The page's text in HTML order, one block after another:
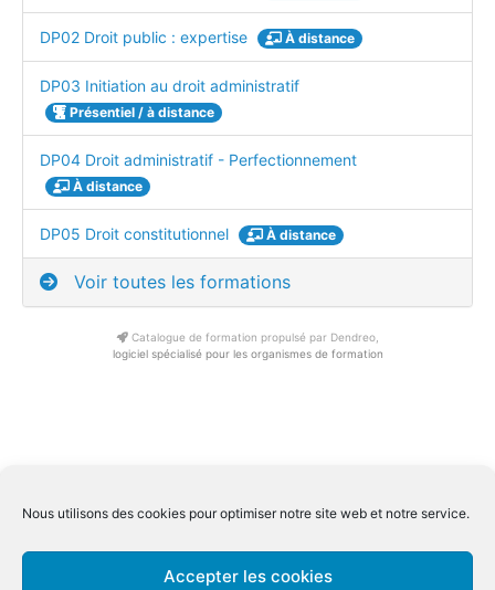
Nous utilisons des cookies pour optimiser notre site web et notre service.
Accepter les cookies
DP02 Droit public : expertise À distance
DP03 Initiation au droit administratif
Présentiel / à distance
DP04 Droit administratif - Perfectionnement
À distance
DP05 Droit constitutionnel À distance
Voir toutes les formations
Catalogue de formation propulsé par Dendreo,
logiciel spécialisé pour les organismes de formation
Conditions générale de ventes Inter|Conditions générale de
Conditions générale spécifiques distanciel
Mentions légales|
Qualiopi